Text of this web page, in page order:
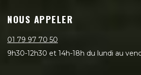
NOUS APPELER
01 79 97 70 50
9h30-12h30 et 14h-18h du lundi au